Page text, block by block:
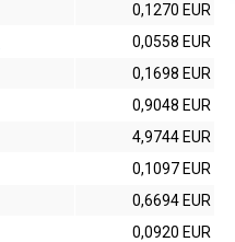
0,1270 EUR
0,0558 EUR
0,1698 EUR
0,9048 EUR
4,9744 EUR
0,1097 EUR
0,6694 EUR
0,0920 EUR